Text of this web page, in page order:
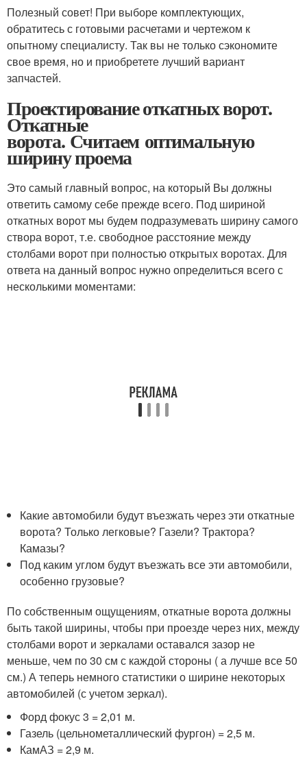
Полезный совет! При выборе комплектующих,
обратитесь с готовыми расчетами и чертежом к
опытному специалисту. Так вы не только сэкономите
свое время, но и приобретете лучший вариант
запчастей.
Проектирование откатных ворот.
Откатные
ворота. Считаем оптимальную
ширину проема
Это самый главный вопрос, на который Вы должны
ответить самому себе прежде всего. Под шириной
откатных ворот мы будем подразумевать ширину самого
створа ворот, т.е. свободное расстояние между
столбами ворот при полностью открытых воротах. Для
ответа на данный вопрос нужно определиться всего с
несколькими моментами:
Какие автомобили будут въезжать через эти откатные
ворота? Только легковые? Газели? Трактора?
Камазы?
Под каким углом будут въезжать все эти автомобили,
особенно грузовые?
По собственным ощущениям, откатные ворота должны
быть такой ширины, чтобы при проезде через них, между
столбами ворот и зеркалами оставался зазор не
меньше, чем по 30 см с каждой стороны ( а лучше все 50
см.) А теперь немного статистики о ширине некоторых
автомобилей (с учетом зеркал).
Форд фокус 3 = 2,01 м.
Газель (цельнометаллический фургон) = 2,5 м.
КамАЗ = 2,9 м.